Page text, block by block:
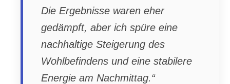
Die Ergebnisse waren eher
gedämpft, aber ich spüre eine
nachhaltige Steigerung des
Wohlbefindens und eine stabilere
Energie am Nachmittag.“